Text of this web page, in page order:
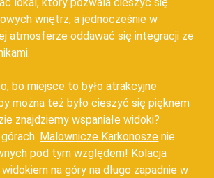
lokal, który pozwala cieszyć się
wnętrz, a jednocześnie w
atmosferze oddawać się integracji ze
bo miejsce to było atrakcyjne
można też było cieszyć się pięknem
znajdziemy wspaniałe widoki?
Malownicze Karkonosze nie
pod tym względem! Kolacja
na góry na długo zapadnie w